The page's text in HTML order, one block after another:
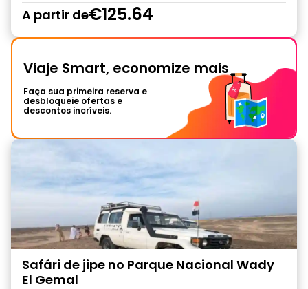
A partir de€125.64
Viaje Smart, economize mais
Faça sua primeira reserva e
desbloqueie ofertas e
descontos incríveis.
Safári de jipe no Parque Nacional Wady
El Gemal